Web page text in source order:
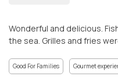
Wonderful and delicious.
the sea. Grilles and fries
Good For Families Gourmet